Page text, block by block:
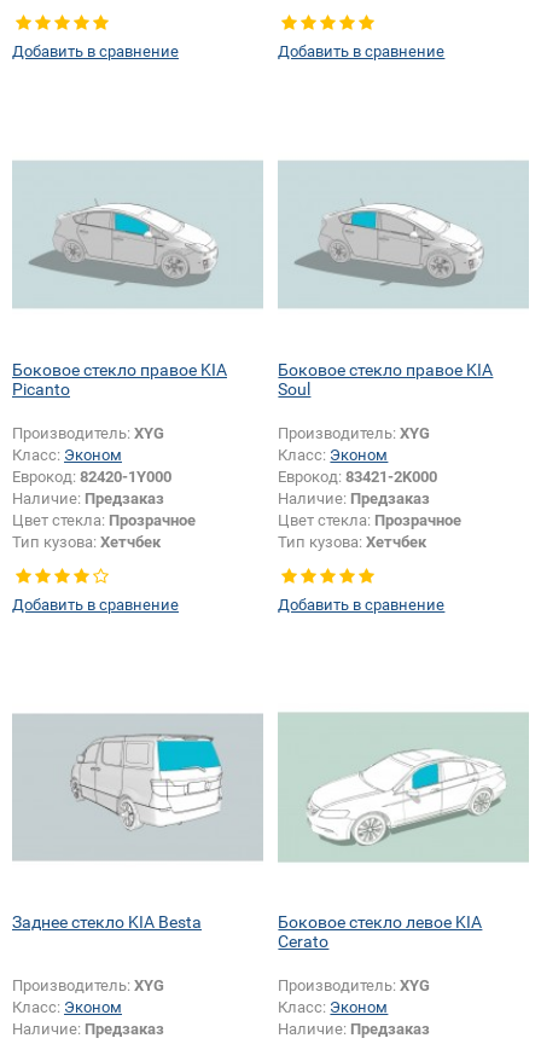
правое
Добавить в сравнение Добавить в сравнение
Боковое стекло правое KIA
Picanto
Производитель: XYG
Класс: Эконом
Еврокод: 82420-1Y000
Наличие: Предзаказ
Цвет стекла: Прозрачное
Тип кузова: Хетчбек
правое
Добавить в сравнение
Боковое стекло правое KIA
Soul
Производитель:XYG
Класс: Эконом
Еврокод:83421-2K000
Наличие: Предзаказ
Цвет стекла: Прозрачное
Тип кузова:Хетчбек
правое
Добавить в сравнение
Заднее стекло KIA Besta
Производитель: XYG
Класс: Эконом
Наличие: Предзаказ
Боковое стекло левое KIA
Cerato
Производитель:XYG
Класс: Эконом
Наличие: Предзаказ